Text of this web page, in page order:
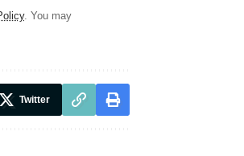
. You may
Twitter